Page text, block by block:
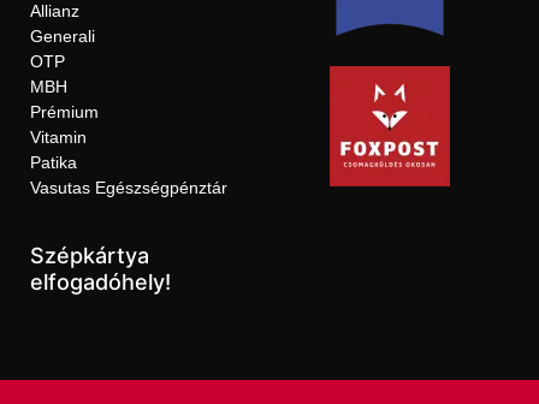
Allianz
Generali
OTP
MBH
Prémium
Vitamin
Patika
Vasutas Egészségpénztár
Szépkártya
elfogadóhely!